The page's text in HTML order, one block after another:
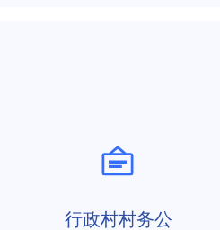
行政村村务公